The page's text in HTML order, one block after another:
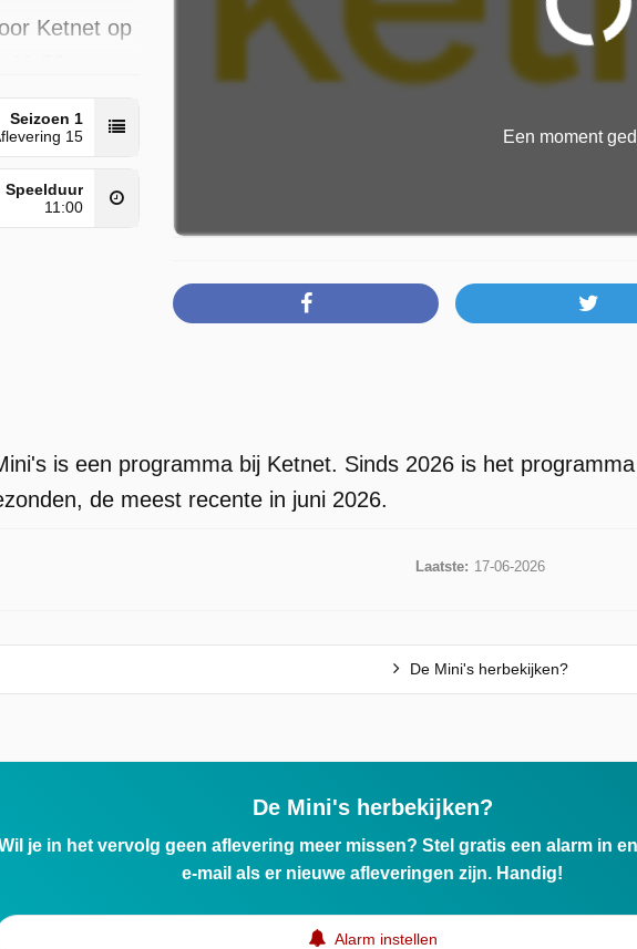
Ketnet op
het eerst
2026.
Seizoen 1
15
Speelduur
11:00
Een moment
is een programma bij Ketnet. Sinds 2026 is het
de meest recente in juni 2026.
Laatste: 17-06-2026
De Mini's herbekijken?
De Mini's herbekijken?
je in het vervolg geen aflevering meer missen? Stel gratis een alarm in
e-mail als er nieuwe afleveringen zijn. Handig!
Alarm instellen